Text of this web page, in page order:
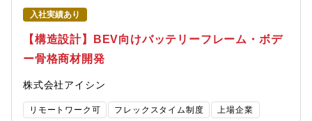
環境です。・日々海外チームと連携した開発を行っておりグロー
バル人材となり活躍することができます。職務内容ミリ波レーダ
ーを用いたセンサシステムの量産化設計、信頼性の確保に加え、
生産工程との連携による作り込みを担当していただきます。具体
的な業務内容・ミリ波レーダーの仕様設計、性能評価・ミリ波レ
品質確保
入社実績あり
【構造設計】BEV向けバッテリーフレーム・ボデ
ー骨格商材開発
株式会社アイシン
リモートワーク可 フレックスタイム制度 上場企業